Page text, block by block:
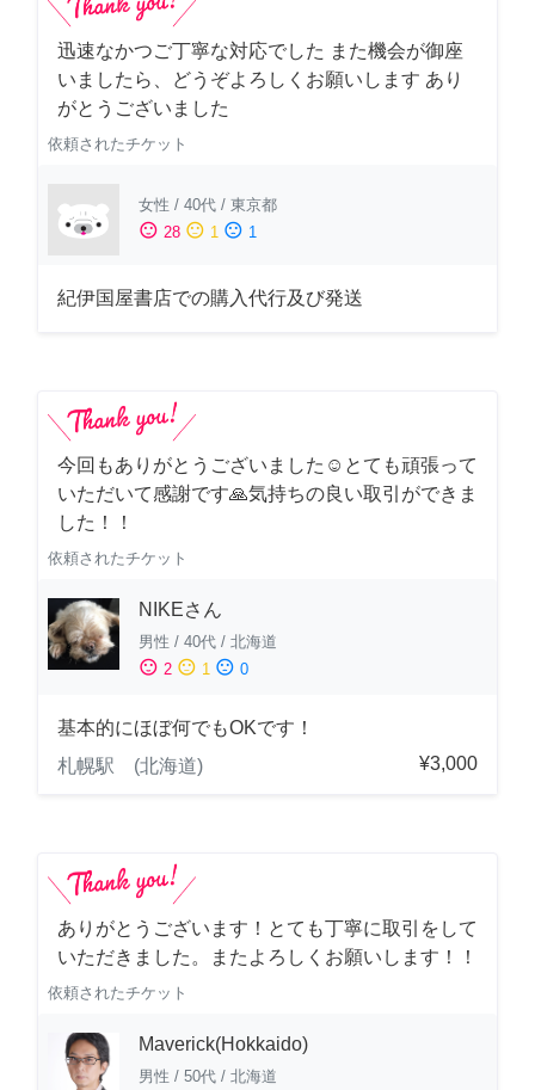
迅速なかつご丁寧な対応でした また機会が御座
いましたら、どうぞよろしくお願いします あり
がとうございました
依頼されたチケット
女性 / 40代 / 東京都
sentiment_satisfied 28 sentiment_neutral 1 sentiment_dissatisfied 1
紀伊国屋書店での購入代行及び発送
今回もありがとうございました☺️とても頑張って
いただいて感謝です🙏気持ちの良い取引ができま
した！！
依頼されたチケット
NIKEさん
男性 / 40代 / 北海道
sentiment_satisfied 2 sentiment_neutral 1 sentiment_dissatisfied 0
基本的にほぼ何でもOKです！
札幌駅 (北海道)
¥3,000
ありがとうございます！とても丁寧に取引をして
いただきました。またよろしくお願いします！！
依頼されたチケット
Maverick(Hokkaido)
男性 / 50代 / 北海道